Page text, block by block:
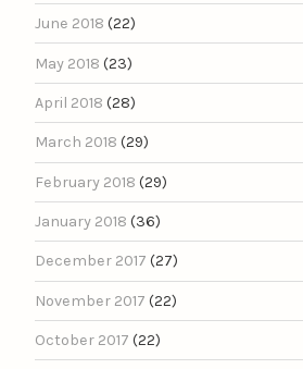
June 2018 (22)
May 2018 (23)
April 2018 (28)
March 2018 (29)
February 2018 (29)
January 2018 (36)
December 2017 (27)
November 2017 (22)
October 2017 (22)